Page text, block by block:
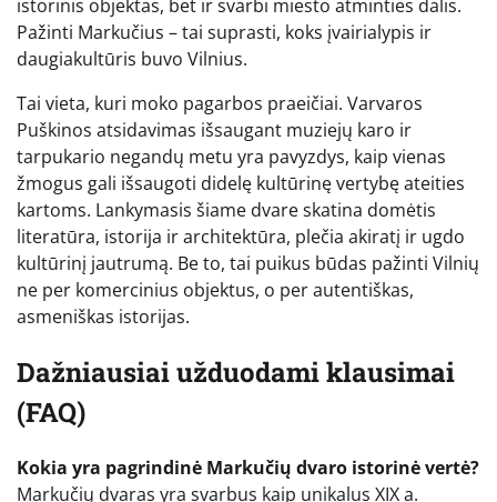
istorinis objektas, bet ir svarbi miesto atminties dalis.
Pažinti Markučius – tai suprasti, koks įvairialypis ir
daugiakultūris buvo Vilnius.
Tai vieta, kuri moko pagarbos praeičiai. Varvaros
Puškinos atsidavimas išsaugant muziejų karo ir
tarpukario negandų metu yra pavyzdys, kaip vienas
žmogus gali išsaugoti didelę kultūrinę vertybę ateities
kartoms. Lankymasis šiame dvare skatina domėtis
literatūra, istorija ir architektūra, plečia akiratį ir ugdo
kultūrinį jautrumą. Be to, tai puikus būdas pažinti Vilnių
ne per komercinius objektus, o per autentiškas,
asmeniškas istorijas.
Dažniausiai užduodami klausimai
(FAQ)
Kokia yra pagrindinė Markučių dvaro istorinė vertė?
Markučių dvaras yra svarbus kaip unikalus XIX a.